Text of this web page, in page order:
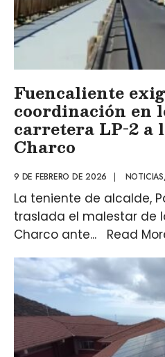
Fuencaliente
coordinación en
carretera LP-2 a
Charco
9 DE FEBRERO DE 2026 | NOTICIAS
La teniente de alcalde,
traslada el malestar de
Charco ante... Read